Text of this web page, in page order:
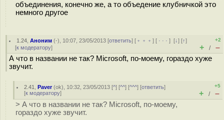
объединения, конечно же, а то объедение клубничкой это
немного другое
1.24 ,Аноним (-), 10:07, 23/05/2013 [ответить] [ ﹢﹢﹢] [ · · ·][↓] [↑]
[к модератору]
+2
+ / –
А что в названии не так? Microsoft, по-моему, гораздо хуже
звучит.
2.41 ,Paver(ok), 10:32, 23/05/2013 [^] [^^] [^^^] [ответить]
[к модератору]
+5
+ / –
> А что в названии не так? Microsoft, по-моему,
гораздо хуже звучит.